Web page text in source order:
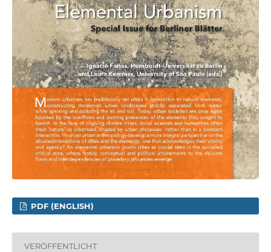
PDF (ENGLISH)
VERÖFFENTLICHT